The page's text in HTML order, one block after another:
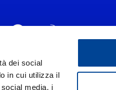
dei social
in cui utilizza il
media, i
21 - 20139 Milano
in data 29/06/1977